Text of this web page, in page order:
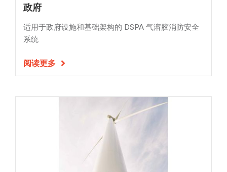
政府
适用于政府设施和基础架构的 DSPA 气溶胶消防安全
系统
阅读更多 